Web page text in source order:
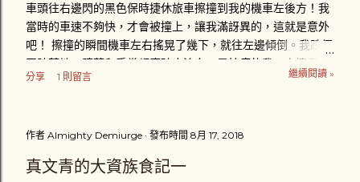
車頭往右邊閃的黑色保時捷休旅車擦撞到我的機車左後方！我
當時的車速不夠快，才會被撞上，讓我滿訝異的，這就是意外
吧！ 擦撞的瞬間機車左右搖晃了幾下，就往左邊傾倒。我跌個
四肢著地，膝蓋和手掌都磨破皮流血，最怕痛的我一次擦傷好
幾個部位，真是給我「賺到」了。趴在地上後，忍著疼痛立刻
來，避免演變成肇事逃逸。那位男駕駛「很好心」的把我的機
車牽離原位。一輛計程車也停在一旁，一場三角關係就此展
開。 車牌1188-DK的駕駛推托是為了閃避計程車才會擦撞到
分享 1 則留言 繼續閱讀 »
作者 Almighty Demiurge 發布時間 8月 17, 2018
真文青的大資族食記一